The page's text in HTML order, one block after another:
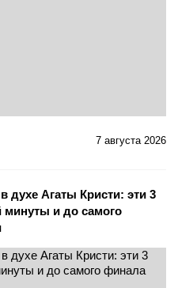
7 августа 2026
духе Агаты Кристи: эти 3
минуты и до самого